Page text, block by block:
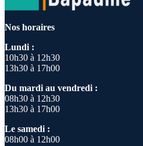
Nos horaires
Lundi :
10h30 à 12h30
13h30 à 17h00
Du mardi au vendredi :
08h30 à 12h30
13h30 à 17h00
Le samedi :
08h00 à 12h00